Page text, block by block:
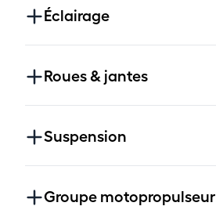
Éclairage
Roues & jantes
Suspension
Groupe motopropulseur